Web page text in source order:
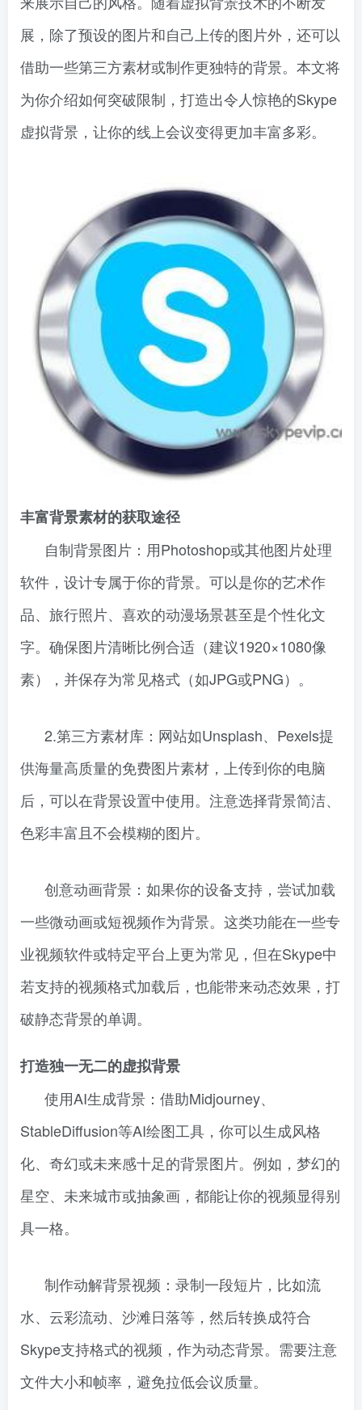
展，除了预设的图片和自己上传的图片外，还可以
借助一些第三方素材或制作更独特的背景。本文将
为你介绍如何突破限制，打造出令人惊艳的Skype
虚拟背景，让你的线上会议变得更加丰富多彩。
丰富背景素材的获取途径
自制背景图片：用Photoshop或其他图片处理
软件，设计专属于你的背景。可以是你的艺术作
品、旅行照片、喜欢的动漫场景甚至是个性化文
字。确保图片清晰比例合适（建议1920×1080像
素），并保存为常见格式（如JPG或PNG）。
2.第三方素材库：网站如Unsplash、Pexels提
供海量高质量的免费图片素材，上传到你的电脑
后，可以在背景设置中使用。注意选择背景简洁、
色彩丰富且不会模糊的图片。
创意动画背景：如果你的设备支持，尝试加载
一些微动画或短视频作为背景。这类功能在一些专
业视频软件或特定平台上更为常见，但在Skype中
若支持的视频格式加载后，也能带来动态效果，打
破静态背景的单调。
打造独一无二的虚拟背景
使用AI生成背景：借助Midjourney、
StableDiffusion等AI绘图工具，你可以生成风格
化、奇幻或未来感十足的背景图片。例如，梦幻的
星空、未来城市或抽象画，都能让你的视频显得别
具一格。
制作动解背景视频：录制一段短片，比如流
水、云彩流动、沙滩日落等，然后转换成符合
Skype支持格式的视频，作为动态背景。需要注意
文件大小和帧率，避免拉低会议质量。